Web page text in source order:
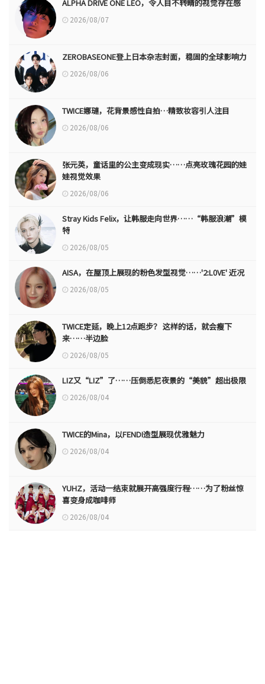
ALPHA DRIVE ONE LEO，令人目不转睛的视觉存在感
2026/08/07
ZEROBASEONE登上日本杂志封面，稳固的全球影响力
2026/08/06
TWICE娜璉，花背景感性自拍…精致妆容引人注目
2026/08/06
张元英，童话里的公主变成现实……点亮玫瑰花园的娃
娃视觉效果
2026/08/06
Stray Kids Felix，让韩服走向世界……“韩服浪潮”模
特
2026/08/05
AISA，在屋顶上展现的粉色发型视觉……'2:L0VE' 近况
2026/08/05
TWICE定延，晚上12点跑步？ 这样的话，就会瘦下
来……半边脸
2026/08/05
LIZ又“LIZ”了……压倒悉尼夜景的“美貌”超出极限
2026/08/04
TWICE的Mina，以FENDI造型展现优雅魅力
2026/08/04
YUHZ，活动一结束就展开高强度行程……为了粉丝惊
喜变身成咖啡师
2026/08/04